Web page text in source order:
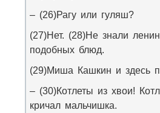
– (26)Рагу или гуляш?
(27)Нет. (28)Не знали
подобных блюд.
(29)Миша Кашкин и здесь
– (30)Котлеты из хвои!
кричал мальчишка.